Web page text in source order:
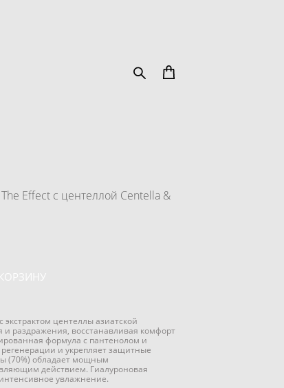
Effect с центеллой Centella &
центеллы азиатской
раздражения, восстанавливая комфорт
формула с пантенолом и
и укрепляет защитные
(70%) обладает мощным
действием. Гиалуроновая
увлажнение.